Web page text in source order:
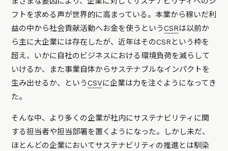
フトを求める声が世界的に高まっている。本業から稼いだ利
益の中から社会貢献活動へお金を使うというCSRは以前か
ら主に大企業には存在したが、近年はそのCSRという枠を
超え、いかに自社のビジネスにおける環境負荷を減らして
いけるか、また事業自体からサステナブルなインパクトを
生み出せるか、というCSVに企業は力を注ぐようになってき
た。
そんな中、より多くの企業が社内にサステナビリティに関
する担当者や担当部署を置くようになった。しかし未だ、
ほとんどの企業においてサステナビリティの推進とは馴染